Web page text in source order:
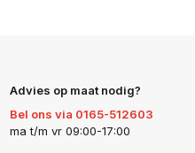
Advies op maat nodig?
Bel ons via 0165-512603
ma t/m vr 09:00-17:00